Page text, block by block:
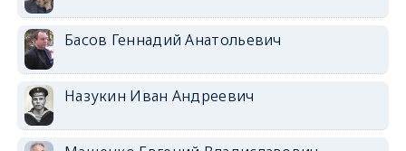
Басов Геннадий Анатольевич
Назукин Иван Андреевич